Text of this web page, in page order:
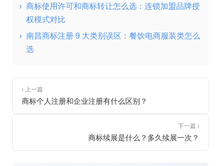
› 商标使用许可和商标转让怎么选：连锁加盟品牌授
权模式对比
› 南昌商标注册 9 大类别误区：餐饮电商服装类怎么
选
‹ 上一篇
商标个人注册和企业注册有什么区别？
下一篇 ›
商标续展是什么？多久续展一次？